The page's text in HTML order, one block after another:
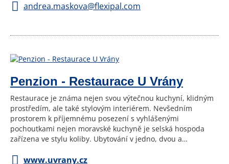
andrea.maskova@flexipal.com
Penzion - Restaurace U Vrány
Restaurace je známa nejen svou výtečnou kuchyní, klidným
prostředím, ale také stylovým interiérem. Nevšedním
prostorem k příjemnému posezení s vyhlášenými
pochoutkami nejen moravské kuchyně je selská hospoda
zařízena ve stylu koliby. Ubytování v jedno, dvou a…
www.uvrany.cz